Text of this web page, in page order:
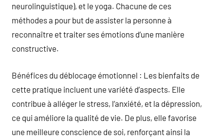
neurolinguistique), et le yoga. Chacune de ces
méthodes a pour but de assister la personne à
reconnaître et traiter ses émotions d’une manière
constructive.
Bénéfices du déblocage émotionnel : Les bienfaits de
cette pratique incluent une variété d’aspects. Elle
contribue à alléger le stress, l’anxiété, et la dépression,
ce qui améliore la qualité de vie. De plus, elle favorise
une meilleure conscience de soi, renforçant ainsi la